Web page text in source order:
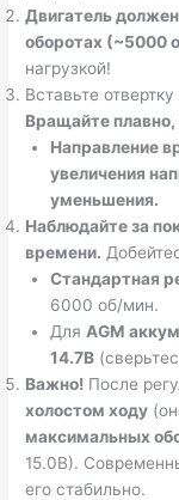
Двигатель
оборотах (~5000
нагрузкой!
Вставьте
Вращайте
Направление
увеличения
уменьшения.
Наблюдайте за
времени.
Стандартная
6000 об/мин.
Для AGM
14.7В
Важно! После
холостом ходу
максимальных
15.0В).
его стабильно.